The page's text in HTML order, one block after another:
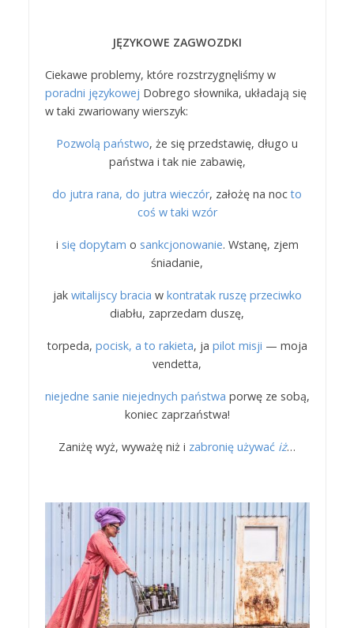
JĘZYKOWE ZAGWOZDKI
Ciekawe problemy, które rozstrzygnęliśmy w
poradni językowej Dobrego słownika, układają się
w taki zwariowany wierszyk:
Pozwolą państwo, że się przedstawię, długo u
państwa i tak nie zabawię,
do jutra rana, do jutra wieczór, założę na nocto
coś w taki wzór
i się dopytam o sankcjonowanie. Wstanę, zjem
śniadanie,
jak witalijscy bracia w kontratak ruszę przeciwko
diabłu, zaprzedam duszę,
torpeda, pocisk, a to rakieta, ja pilot misji — moja
vendetta,
niejedne sanie niejednych państwa porwę ze sobą,
koniec zaprzaństwa!
Zaniżę wyż, wyważę niż i zabronię używać iż…